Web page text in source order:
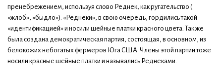
пренебрежением, используя слово Реднек, как ругательство (
«жлоб», «быдло»). «Реднеки», в свою очередь, гордились такой
«идентификацией» и носили шейные платки красного цвета. Так же
была создана демократическая партия, состоящая, в основном, из
белокожих небогатых фермеров Юга США. Члены этой партии тоже
носили красные шейные платки и назывались Реднеками.